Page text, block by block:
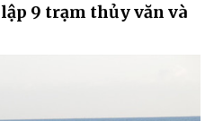
9 trạm thủy văn và